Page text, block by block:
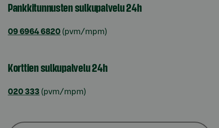
Pankkitunnusten sulkupalvelu 24h
09 6964 6820 (pvm/mpm)
Korttien sulkupalvelu 24h
020 333 (pvm/mpm)